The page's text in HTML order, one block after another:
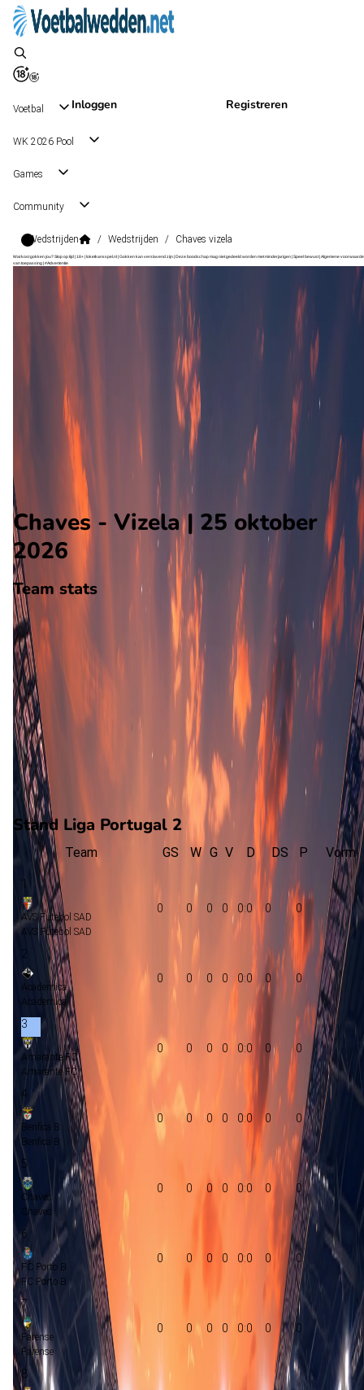
Inloggen Registreren
Voetbal
WK 2026 Pool
Games
Community
Wedstrijden / Wedstrijden / Chaves vizela
Wat kost gokken jou? Stop op tijd | 18+ | loketkansspel.nl | Gokken kan verslavend zijn | Deze boodschap mag niet gedeeld worden met minderjarigen | Speel bewust | Algemene
van toepassing | #Advertentie
Liga Portugal 2
Alle wedstrijden
Chaves - Vizela
Voorbeschouwing
Chaves - Vizela | 25 oktober
2026
Team stats
Chaves
Chaves
-
Vizela
Vizela
0aantal goals
0gewonnen
0verloren
vorm
Stand Liga Portugal 2
Team GS W G V D DS P Vorm
1
AVS Futebol SAD
AVS Futebol SAD
0 0 0 0 0:0 0 0
2
Academica
Academica
0 0 0 0 0:0 0 0
3
Amarante FC
Amarante FC
0 0 0 0 0:0 0 0
4
Benfica B
Benfica B
0 0 0 0 0:0 0 0
5
Chaves
Chaves
0 0 0 0 0:0 0 0
6
FC Porto B
FC Porto B
0 0 0 0 0:0 0 0
7
Farense
Farense
0 0 0 0 0:0 0 0
8